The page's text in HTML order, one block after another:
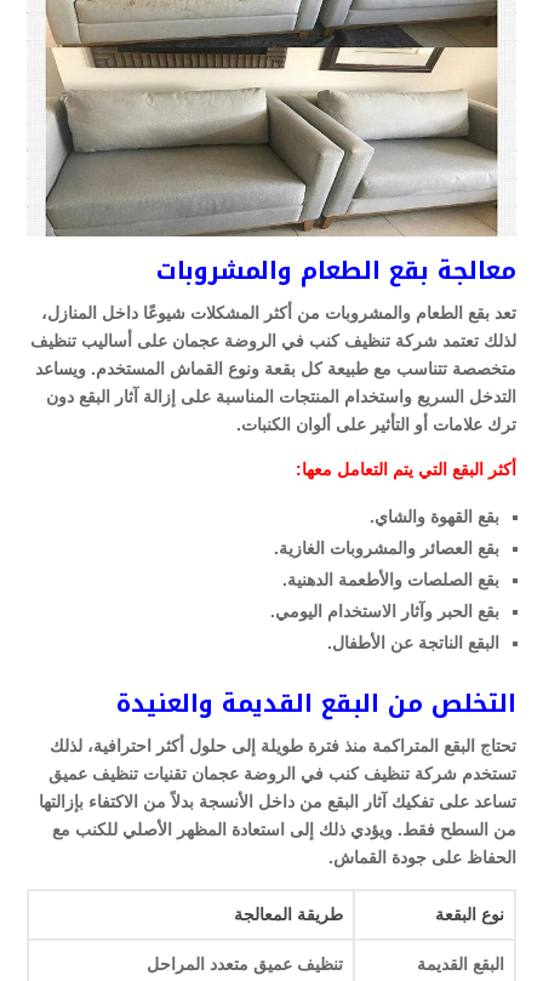
معالجة بقع الطعام والمشروبات
تعد بقع الطعام والمشروبات من أكثر المشكلات شيوعًا داخل المنازل،
لذلك تعتمد شركة تنظيف كنب في الروضة عجمان على أساليب تنظيف
متخصصة تتناسب مع طبيعة كل بقعة ونوع القماش المستخدم. ويساعد
التدخل السريع واستخدام المنتجات المناسبة على إزالة آثار البقع دون
ترك علامات أو التأثير على ألوان الكنبات.
أكثر البقع التي يتم التعامل معها:
بقع القهوة والشاي.
بقع العصائر والمشروبات الغازية.
بقع الصلصات والأطعمة الدهنية.
بقع الحبر وآثار الاستخدام اليومي.
البقع الناتجة عن الأطفال.
التخلص من البقع القديمة والعنيدة
تحتاج البقع المتراكمة منذ فترة طويلة إلى حلول أكثر احترافية، لذلك
تستخدم شركة تنظيف كنب في الروضة عجمان تقنيات تنظيف عميق
تساعد على تفكيك آثار البقع من داخل الأنسجة بدلاً من الاكتفاء بإزالتها
من السطح فقط. ويؤدي ذلك إلى استعادة المظهر الأصلي للكنب مع
الحفاظ على جودة القماش.
نوع البقعة طريقة المعالجة
البقع القديمة تنظيف عميق متعدد المراحل